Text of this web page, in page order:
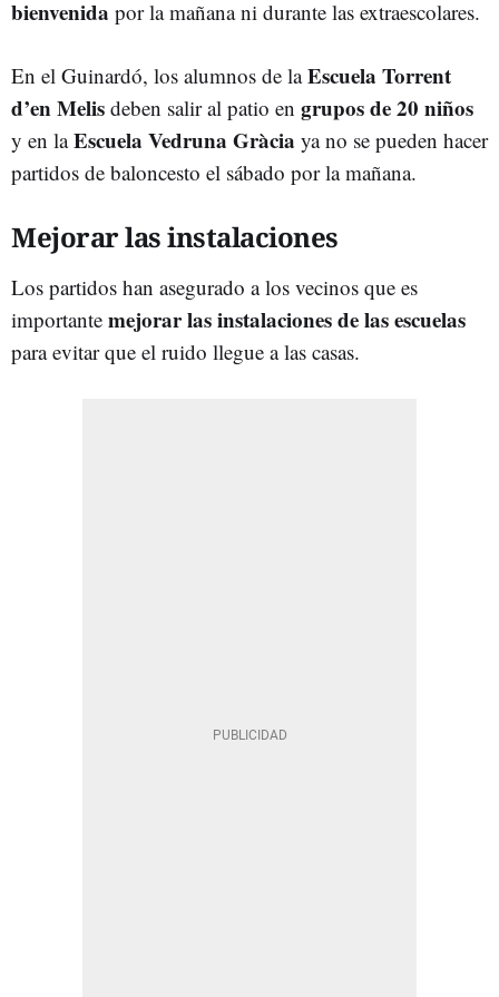
bienvenida por la mañana ni durante las extraescolares.
En el Guinardó, los alumnos de laEscuela Torrent
d’en Melis deben salir al patio en grupos de 20 niños
y en laEscuela Vedruna Gràcia ya no se pueden hacer
partidos de baloncesto el sábado por la mañana.
Mejorar las instalaciones
Los partidos han asegurado a los vecinos que es
importante mejorar las instalaciones de las escuelas
para evitar que el ruido llegue a las casas.